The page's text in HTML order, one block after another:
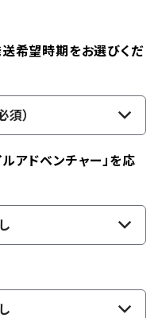
希望時期をお選びくだ
須）
アドベンチャー」を応